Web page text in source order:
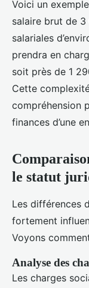
Voici un
salaire brut de
salariales
prendra en
soit près de 1
Cette
compréhension
finances d’une
le statut
Les différences
fortement
Voyons
Analyse des
Les charges